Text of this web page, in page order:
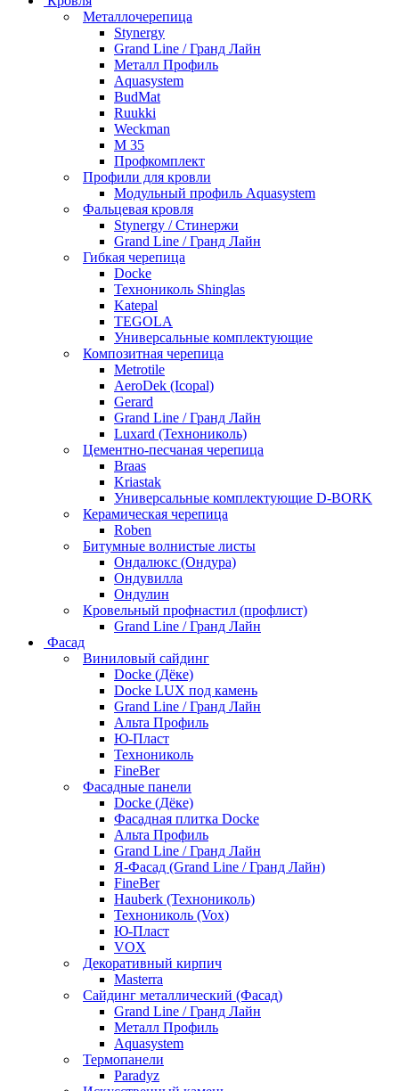
Металлочерепица
Stynergy
Grand Line / Гранд Лайн
Металл Профиль
Aquasystem
BudMat
Ruukki
Weckman
М 35
Профкомплект
Профили для кровли
Модульный профиль Aquasystem
Фальцевая кровля
Stynergy / Стинержи
Grand Line / Гранд Лайн
Гибкая черепица
Docke
Технониколь Shinglas
Katepal
TEGOLA
Универсальные комплектующие
Композитная черепица
Metrotile
AeroDek (Icopal)
Gerard
Grand Line / Гранд Лайн
Luxard (Технониколь)
Цементно-песчаная черепица
Braas
Kriastak
Универсальные комплектующие D-BORK
Керамическая черепица
Roben
Битумные волнистые листы
Ондалюкс (Ондура)
Ондувилла
Ондулин
Кровельный профнастил (профлист)
Grand Line / Гранд Лайн
Фасад
Виниловый сайдинг
Docke (Дёке)
Docke LUX под камень
Grand Line / Гранд Лайн
Альта Профиль
Ю-Пласт
Технониколь
FineBer
Фасадные панели
Docke (Дёке)
Фасадная плитка Docke
Альта Профиль
Grand Line / Гранд Лайн
Я-Фасад (Grand Line / Гранд Лайн)
FineBer
Hauberk (Технониколь)
Технониколь (Vox)
Ю-Пласт
VOX
Декоративный кирпич
Masterra
Сайдинг металлический (Фасад)
Grand Line / Гранд Лайн
Металл Профиль
Aquasystem
Термопанели
Paradyz